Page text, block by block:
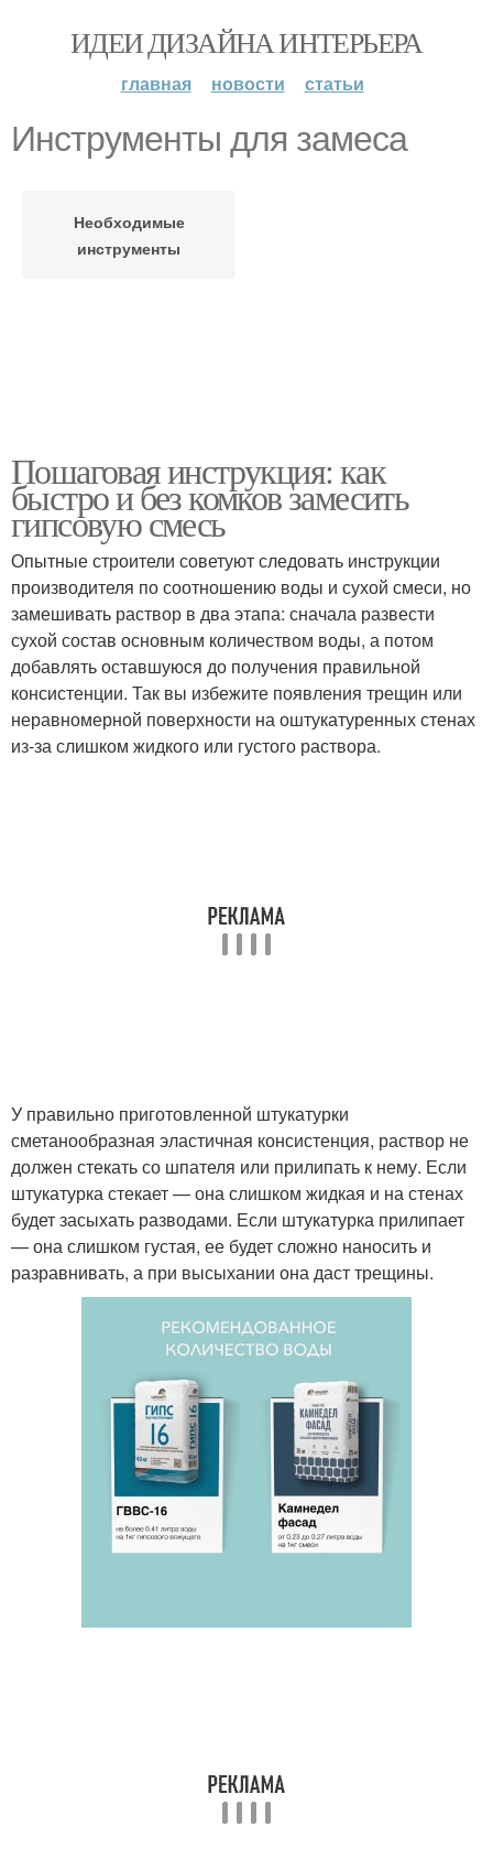
ИДЕИ ДИЗАЙНА ИНТЕРЬЕРА
главная новости статьи
Инструменты для замеса
Необходимые
инструменты
Пошаговая инструкция: как
быстро и без комков замесить
гипсовую смесь
Опытные строители советуют следовать инструкции
производителя по соотношению воды и сухой смеси, но
замешивать раствор в два этапа: сначала развести
сухой состав основным количеством воды, а потом
добавлять оставшуюся до получения правильной
консистенции. Так вы избежите появления трещин или
неравномерной поверхности на оштукатуренных стенах
из-за слишком жидкого или густого раствора.
У правильно приготовленной штукатурки
сметанообразная эластичная консистенция, раствор не
должен стекать со шпателя или прилипать к нему. Если
штукатурка стекает — она слишком жидкая и на стенах
будет засыхать разводами. Если штукатурка прилипает
— она слишком густая, ее будет сложно наносить и
разравнивать, а при высыхании она даст трещины.